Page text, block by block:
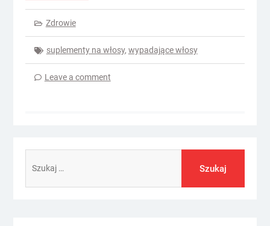
Zdrowie
suplementy na włosy, wypadające włosy
Leave a comment